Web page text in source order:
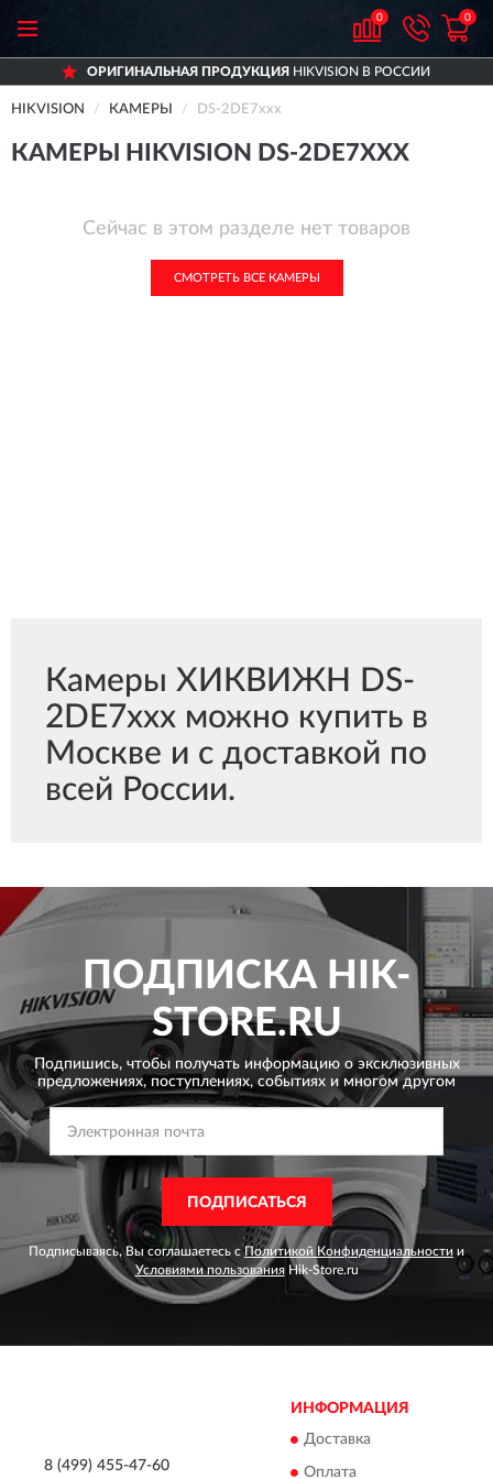
0 0
ОРИГИНАЛЬНАЯ ПРОДУКЦИЯ HIKVISION В РОССИИ
HIKVISION КАМЕРЫ DS-2DE7xxx
КАМЕРЫ HIKVISION DS-2DE7XXX
Сейчас в этом разделе нет товаров
СМОТРЕТЬ ВСЕ КАМЕРЫ
Камеры ХИКВИЖН DS-
2DE7xxx можно купить в
Москве и с доставкой по
всей России.
ПОДПИСКА HIK-
STORE.RU
Подпишись, чтобы получать информацию о эксклюзивных
предложениях, поступлениях, событиях и многом другом
ПОДПИСАТЬСЯ
Подписываясь, Вы соглашаетесь сПолитикой Конфиденциальности и
Условиями пользованияHik-Store.ru
8 (499) 455-47-60
ИНФОРМАЦИЯ
Доставка
Оплата